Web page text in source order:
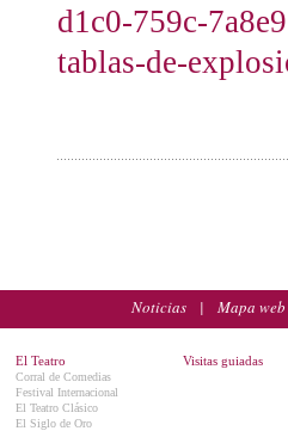
d1c0-759c-
tablas-de-
Noticias | Mapa web
El Teatro
Corral de Comedias
Festival Internacional
El Teatro Clásico
El Siglo de Oro
Visitas guiadas